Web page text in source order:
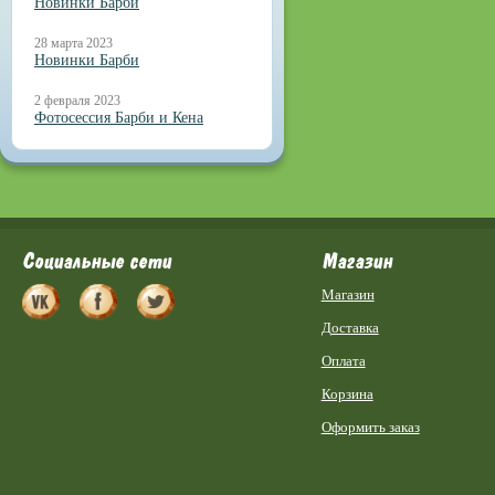
28 марта 2023
Новинки Барби
2 февраля 2023
Фотосессия Барби и Кена
Социальные сети Магазин
Магазин
Доставка
Оплата
Корзина
Оформить заказ